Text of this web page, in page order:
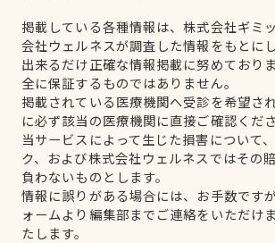
掲載している各種情報は、株式会社ギミ
会社ウェルネスが調査した情報をもとにし
出来るだけ正確な情報掲載に努めており
全に保証するものではありません。
掲載されている医療機関へ受診を希望さ
に必ず該当の医療機関に直接ご確認くださ
当サービスによって生じた損害について
ク、および株式会社ウェルネスではその
負わないものとします。
情報に誤りがある場合には、お手数です
ォームより編集部までご連絡をいただけ
たします。